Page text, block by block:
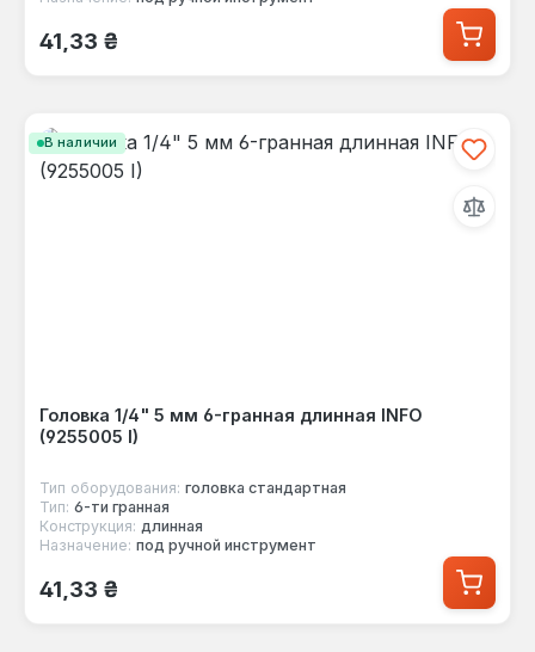
Обычная цена:
41,33 ₴
В наличии
Головка 1/4" 5 мм 6-гранная длинная INFO
(9255005 I)
Тип оборудования: головка стандартная
Тип: 6-ти гранная
Конструкция: длинная
Назначение: под ручной инструмент
Обычная цена:
41,33 ₴